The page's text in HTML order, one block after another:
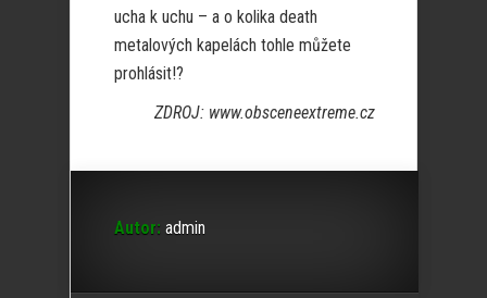
ucha k uchu – a o kolika death
metalových kapelách tohle můžete
prohlásit!?
ZDROJ: www.obsceneextreme.cz
Autor: admin